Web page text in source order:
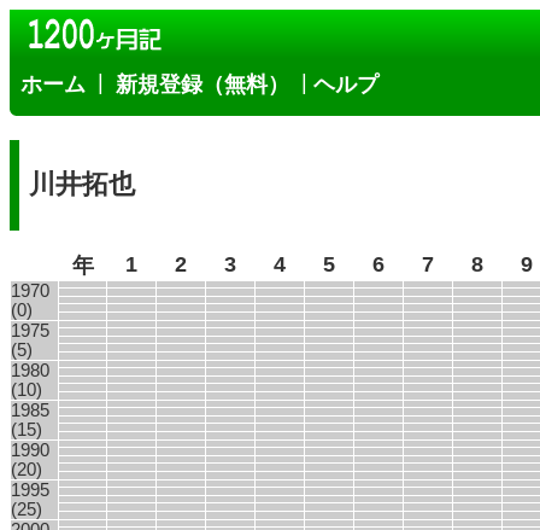
ホーム | 新規登録（無料） |ヘルプ
川井拓也
年 1 2 3 4 5 6 7 8 9
1970
(0)
1975
(5)
1980
(10)
1985
(15)
1990
(20)
1995
(25)